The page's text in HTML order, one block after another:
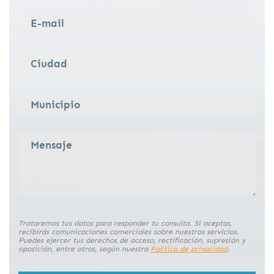
Trataremos tus datos para responder tu consulta. Si aceptas,
recibirás comunicaciones comerciales sobre nuestros servicios.
Puedes ejercer tus derechos de acceso, rectificación, supresión y
oposición, entre otros, según nuestra Política de privacidad.